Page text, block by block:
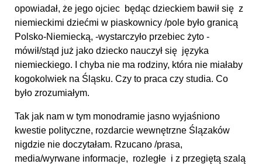
opowiadał, że jego ojciec będąc dzieckiem bawił się z
niemieckimi dziećmi w piaskownicy /pole było granicą
Polsko-Niemiecką, -wystarczyło przebiec żyto -
mówił/stąd już jako dziecko nauczył się języka
niemieckiego. I chyba nie ma rodziny, która nie miałaby
kogokolwiek na Śląsku. Czy to praca czy studia. Co
było zrozumiałym.
Tak jak nam w tym monodramie jasno wyjaśniono
kwestie polityczne, rozdarcie wewnętrzne Ślązaków
nigdzie nie doczytałam. Rzucano /prasa,
media/wyrwane informacje, rozległe i z przegiętą szalą